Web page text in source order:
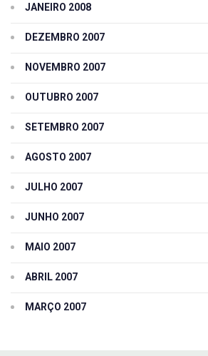
JANEIRO 2008
DEZEMBRO 2007
NOVEMBRO 2007
OUTUBRO 2007
SETEMBRO 2007
AGOSTO 2007
JULHO 2007
JUNHO 2007
MAIO 2007
ABRIL 2007
MARÇO 2007